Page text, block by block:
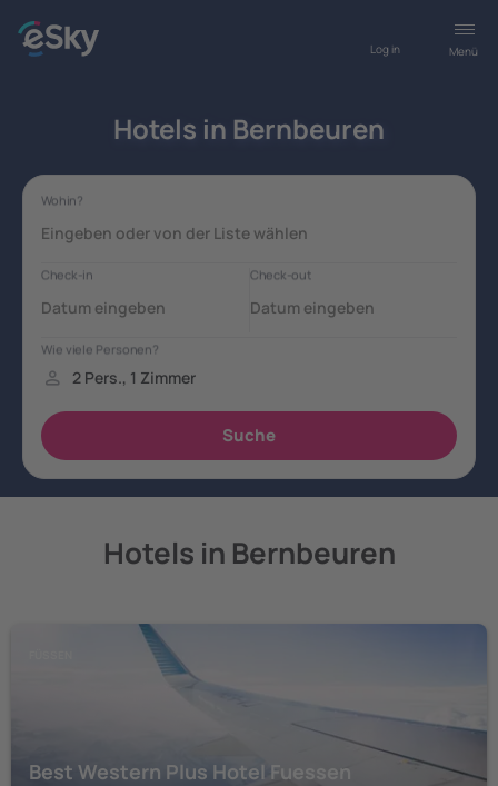
Menü
Log in
Hotels in Bernbeuren
Hotels in Bernbeuren
Best Western Plus Hotel Fuessen